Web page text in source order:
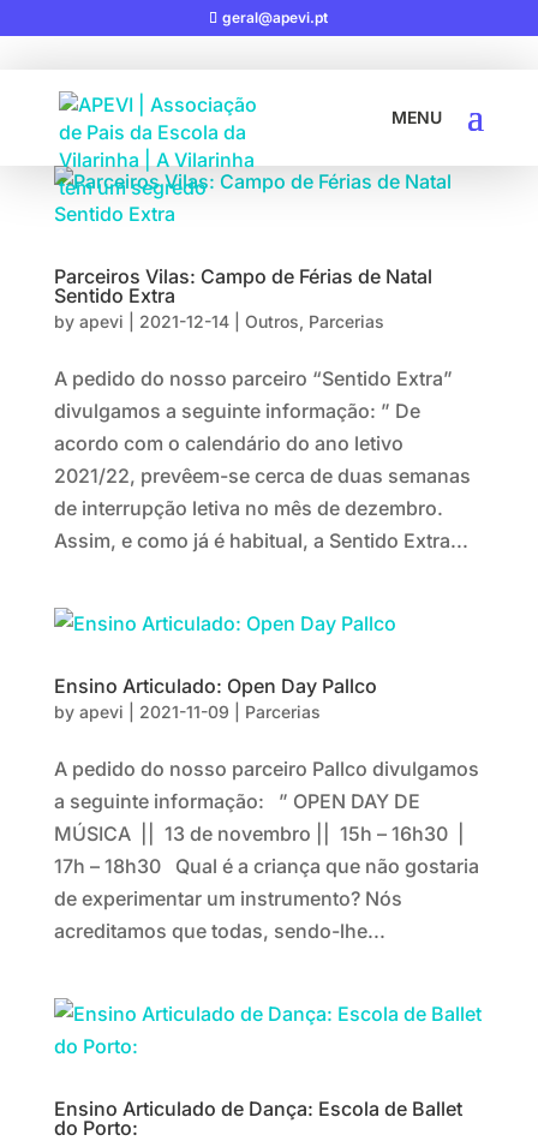
geral@apevi.pt
Parceiros Vilas: Campo de Férias de Natal
Sentido Extra
by apevi 2021-12-14| Outros, Parcerias
A pedido do nosso parceiro “Sentido Extra”
divulgamos a seguinte informação: ” De
acordo com o calendário do ano letivo
2021/22, prevêem-se cerca de duas semanas
de interrupção letiva no mês de dezembro.
Assim, e como já é habitual, a Sentido Extra...
Ensino Articulado: Open Day Pallco
by apevi 2021-11-09 Parcerias
A pedido do nosso parceiro Pallco divulgamos
a seguinte informação: ” OPEN DAY DE
MÚSICA || 13 de novembro || 15h – 16h30 |
17h – 18h30 Qual é a criança que não gostaria
de experimentar um instrumento? Nós
acreditamos que todas, sendo-lhe...
Ensino Articulado de Dança: Escola de Ballet
do Porto: